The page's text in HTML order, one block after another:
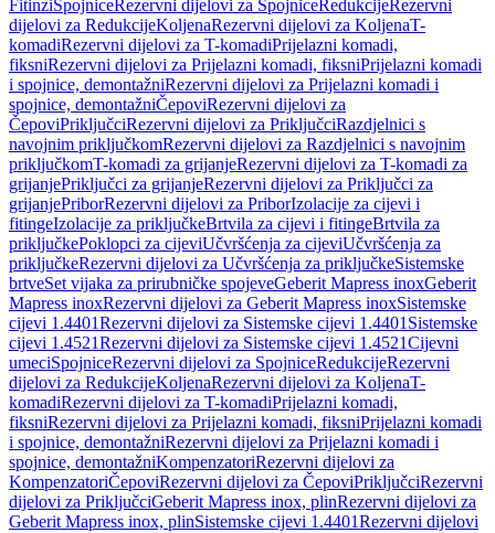
FitinziSpojniceRezervni dijelovi za SpojniceRedukcijeRezervni
dijelovi za RedukcijeKoljenaRezervni dijelovi za KoljenaT-
komadiRezervni dijelovi za T-komadiPrijelazni komadi,
fiksniRezervni dijelovi za Prijelazni komadi, fiksniPrijelazni komadi
i spojnice, demontažniRezervni dijelovi za Prijelazni komadi i
spojnice, demontažniČepoviRezervni dijelovi za
ČepoviPriključciRezervni dijelovi za PriključciRazdjelnici s
navojnim priključkomRezervni dijelovi za Razdjelnici s navojnim
priključkomT-komadi za grijanjeRezervni dijelovi za T-komadi za
grijanjePriključci za grijanjeRezervni dijelovi za Priključci za
grijanjePriborRezervni dijelovi za PriborIzolacije za cijevi i
fitingeIzolacije za priključkeBrtvila za cijevi i fitingeBrtvila za
priključkePoklopci za cijeviUčvršćenja za cijeviUčvršćenja za
priključkeRezervni dijelovi za Učvršćenja za priključkeSistemske
brtveSet vijaka za prirubničke spojeveGeberit Mapress inoxGeberit
Mapress inoxRezervni dijelovi za Geberit Mapress inoxSistemske
cijevi 1.4401Rezervni dijelovi za Sistemske cijevi 1.4401 Sistemske
cijevi 1.4521Rezervni dijelovi za Sistemske cijevi 1.4521Cijevni
umeciSpojniceRezervni dijelovi za SpojniceRedukcijeRezervni
dijelovi za RedukcijeKoljenaRezervni dijelovi za KoljenaT-
komadiRezervni dijelovi za T-komadiPrijelazni komadi,
fiksniRezervni dijelovi za Prijelazni komadi, fiksniPrijelazni komadi
i spojnice, demontažniRezervni dijelovi za Prijelazni komadi i
spojnice, demontažniKompenzatoriRezervni dijelovi za
KompenzatoriČepoviRezervni dijelovi za ČepoviPriključciRezervni
dijelovi za PriključciGeberit Mapress inox, plinRezervni dijelovi za
Geberit Mapress inox, plinSistemske cijevi 1.4401Rezervni dijelovi